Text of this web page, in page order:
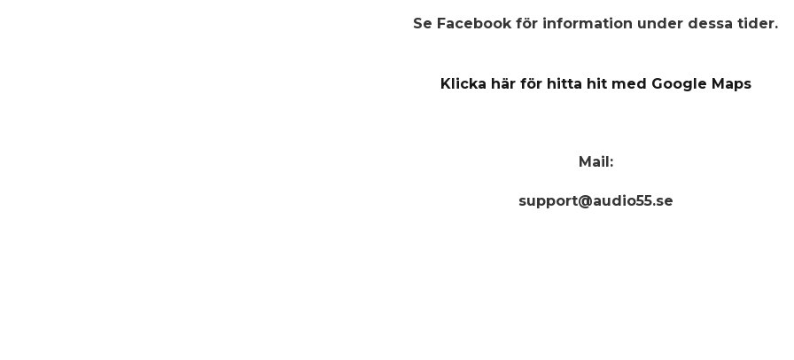
Se Facebook för information under dessa tider.
Klicka här för hitta hit med Google Maps
Mail:
support@audio55.se